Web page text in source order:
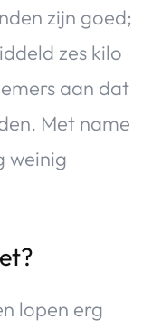
zijn goed;
zes kilo
aan dat
Met name
weinig
lopen erg